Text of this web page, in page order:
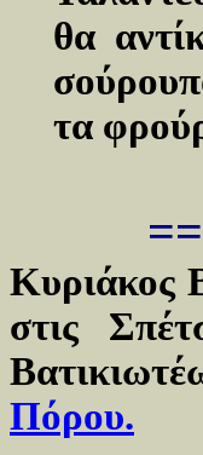
θα
τα
Κυριάκος
στις
Πόρου.